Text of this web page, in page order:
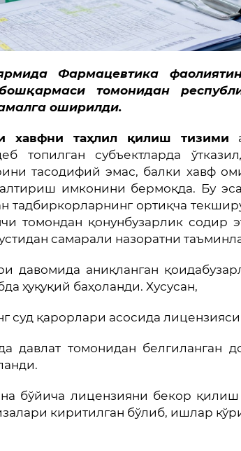
Фармацевтика
томонидан
оширилди.
хавфни таҳлил қилиш тизими
топилган субъектларда
тасодифий эмас, балки хавф
имконини бермоқда. Бу
тадбиркорларнинг ортиқча
томондан қонунбузарлик содир
самарали назоратни
давомида аниқланган
ҳуқуқий баҳоланди. Хусусан,
суд қарорлари асосида
давлат томонидан белгиланган
бўйича лицензияни бекор
киритилган бўлиб, ишлар